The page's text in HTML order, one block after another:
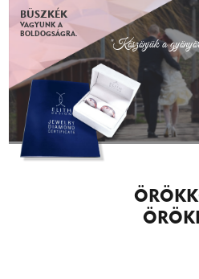
BÜSZKÉK
VAGYUNK A
BOLDOGSÁGRA.
"Köszönjük a